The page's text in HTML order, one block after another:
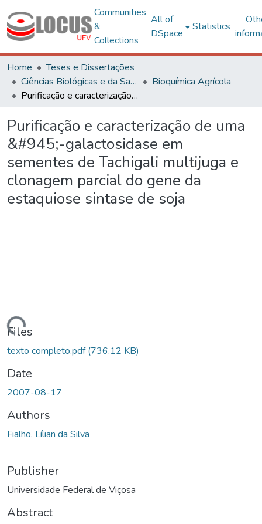
Communities
&
Collections
All of
DSpace
Statistics
Home
Teses e Dissertações
Ciências Biológicas e da Saúde
Bioquímica Agrícola
Purificação e caracterização de uma &#945;-galactosidase em sementes de Tachigali multijuga e clonagem parcial do gene da estaquiose sintase de soja
Purificação e caracterização de uma
&#945;-galactosidase em
sementes de Tachigali multijuga e
clonagem parcial do gene da
estaquiose sintase de soja
Files
texto completo.pdf(736.12 KB)
Date
2007-08-17
Authors
Fialho, Lílian da Silva
Publisher
Universidade Federal de Viçosa
Abstract